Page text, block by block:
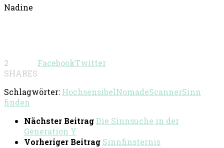
Nadine
2
SHARES
FacebookTwitter
Schlagwörter: HochsensibelNomadeScannerSinn
finden
Nächster BeitragDie Sinnsuche in der
Generation Y
Vorheriger Beitrag Sinnfinsternis